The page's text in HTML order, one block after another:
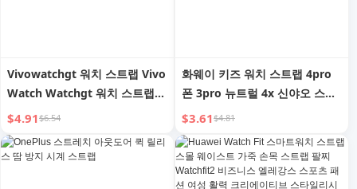
Vivowatchgt 워치 스트랩 Vivo
Watch Watchgt 워치 스트랩
Watch3 스마트 워치2 가죽 손
목 스트랩 남성 및 여성용 스포
츠 통기성 마그네틱 클래식 크리
$4.91$6.54
화웨이 키즈 워치 스트랩 4pro
폰 3pro 뉴트럴 4x 신야오 스타
일 5/5xpro 마그네틱 우븐
3/3S/3pro 슈퍼 버전 액세서리
스마트 5 다이나믹 버전 나일론
교체 벨트
$3.61$4.81